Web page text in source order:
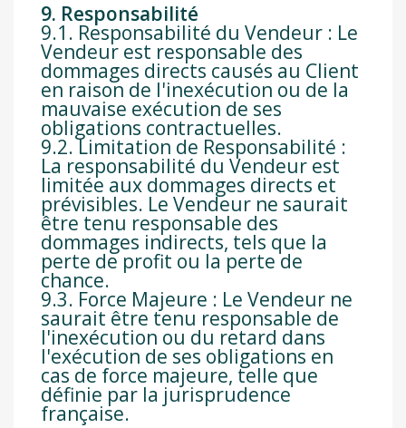
9. Responsabilité
9.1. Responsabilité du Vendeur : Le
Vendeur est responsable des
dommages directs causés au Client
en raison de l'inexécution ou de la
mauvaise exécution de ses
obligations contractuelles.
9.2. Limitation de Responsabilité :
La responsabilité du Vendeur est
limitée aux dommages directs et
prévisibles. Le Vendeur ne saurait
être tenu responsable des
dommages indirects, tels que la
perte de profit ou la perte de
chance.
9.3. Force Majeure : Le Vendeur ne
saurait être tenu responsable de
l'inexécution ou du retard dans
l'exécution de ses obligations en
cas de force majeure, telle que
définie par la jurisprudence
française.